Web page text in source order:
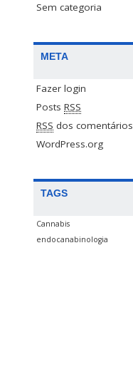
Sem categoria
META
Fazer login
Posts RSS
RSS dos comentários
WordPress.org
TAGS
Cannabis
endocanabinologia